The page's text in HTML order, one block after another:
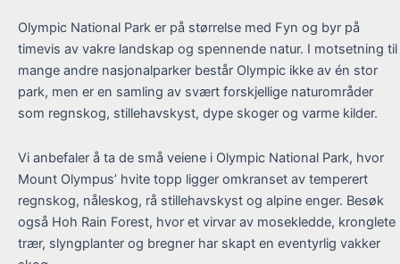
Olympic National Park er på størrelse med Fyn og byr på
timevis av vakre landskap og spennende natur. I motsetning til
mange andre nasjonalparker består Olympic ikke av én stor
park, men er en samling av svært forskjellige naturområder
som regnskog, stillehavskyst, dype skoger og varme kilder.
Vi anbefaler å ta de små veiene i Olympic National Park, hvor
Mount Olympus’ hvite topp ligger omkranset av temperert
regnskog, nåleskog, rå stillehavskyst og alpine enger. Besøk
også Hoh Rain Forest, hvor et virvar av mosekledde, kronglete
trær, slyngplanter og bregner har skapt en eventyrlig vakker